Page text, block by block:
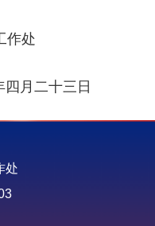
作处
四月二十三日
处